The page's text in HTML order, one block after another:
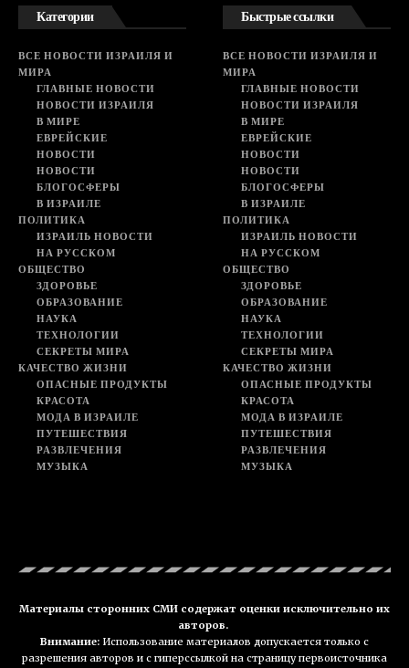
Категории
ВСЕ НОВОСТИ ИЗРАИЛЯ И
МИРА
ГЛАВНЫЕ НОВОСТИ
НОВОСТИ ИЗРАИЛЯ
В МИРЕ
ЕВРЕЙСКИЕ
НОВОСТИ
НОВОСТИ
БЛОГОСФЕРЫ
В ИЗРАИЛЕ
ПОЛИТИКА
ИЗРАИЛЬ НОВОСТИ
НА РУССКОМ
ОБЩЕСТВО
ЗДОРОВЬЕ
ОБРАЗОВАНИЕ
НАУКА
ТЕХНОЛОГИИ
СЕКРЕТЫ МИРА
КАЧЕСТВО ЖИЗНИ
ОПАСНЫЕ ПРОДУКТЫ
КРАСОТА
МОДА В ИЗРАИЛЕ
ПУТЕШЕСТВИЯ
РАЗВЛЕЧЕНИЯ
МУЗЫКА
Быстрые ссылки
ВСЕ НОВОСТИ ИЗРАИЛЯ И
МИРА
ГЛАВНЫЕ НОВОСТИ
НОВОСТИ ИЗРАИЛЯ
В МИРЕ
ЕВРЕЙСКИЕ
НОВОСТИ
НОВОСТИ
БЛОГОСФЕРЫ
В ИЗРАИЛЕ
ПОЛИТИКА
ИЗРАИЛЬ НОВОСТИ
НА РУССКОМ
ОБЩЕСТВО
ЗДОРОВЬЕ
ОБРАЗОВАНИЕ
НАУКА
ТЕХНОЛОГИИ
СЕКРЕТЫ МИРА
КАЧЕСТВО ЖИЗНИ
ОПАСНЫЕ ПРОДУКТЫ
КРАСОТА
МОДА В ИЗРАИЛЕ
ПУТЕШЕСТВИЯ
РАЗВЛЕЧЕНИЯ
МУЗЫКА
Материалы сторонних СМИ содержат оценки исключительно их
авторов.
Внимание: Использование материалов допускается только с
разрешения авторов и с гиперссылкой на страницу первоисточника